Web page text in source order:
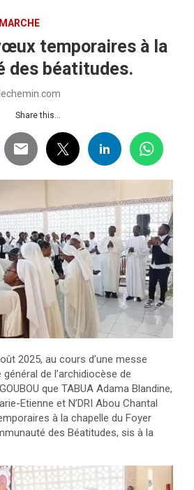
temporaires à la
des béatitudes.
Share this...
2025, au cours d’une messe
de l’archidiocèse de
que TABUA Adama Blandine,
Etienne et N’DRI Abou Chantal
à la chapelle du Foyer
des Béatitudes, sis à la